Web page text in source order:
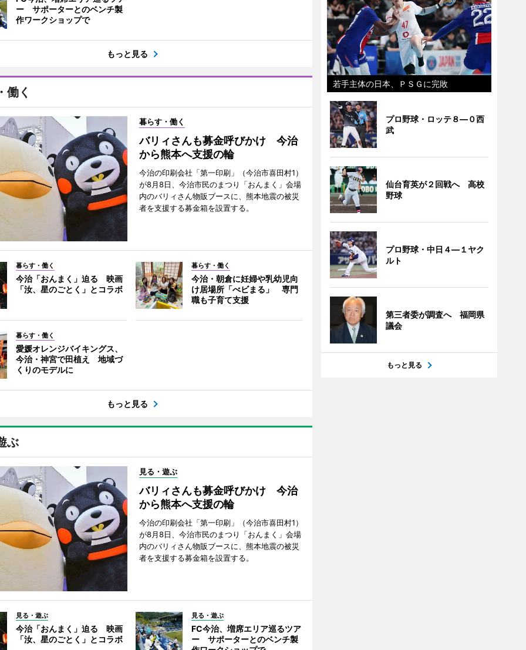
ー サポーターとのベンチ製
作ワークショップで
もっと見る
働く
暮らす・働く
バリィさんも募金呼びかけ 今治
から熊本へ支援の輪
今治の印刷会社「第一印刷」（今治市喜田村1）
が8月8日、今治市民のまつり「おんまく」会場
内のバリィさん物販ブースに、熊本地震の被災
者を支援する募金箱を設置する。
暮らす・働く
今治「おんまく」迫る 映画
「汝、星のごとく」とコラボ
暮らす・働く
今治・朝倉に妊婦や乳幼児向
け居場所「べビまる」 専門
職も子育て支援
暮らす・働く
愛媛オレンジバイキングス、
今治・神宮で田植え 地域づ
くりのモデルに
もっと見る
ぶ
見る・遊ぶ
バリィさんも募金呼びかけ 今治
から熊本へ支援の輪
今治の印刷会社「第一印刷」（今治市喜田村1）
が8月8日、今治市民のまつり「おんまく」会場
内のバリィさん物販ブースに、熊本地震の被災
者を支援する募金箱を設置する。
見る・遊ぶ
今治「おんまく」迫る 映画
「汝、星のごとく」とコラボ
見る・遊ぶ
FC今治、増席エリア巡るツア
ー サポーターとのベンチ製
若手主体の日本、ＰＳＧに完敗
プロ野球・ロッテ８―０西
武
仙台育英が２回戦へ 高校
野球
プロ野球・中日４―１ヤク
ルト
第三者委が調査へ 福岡県
議会
もっと見る